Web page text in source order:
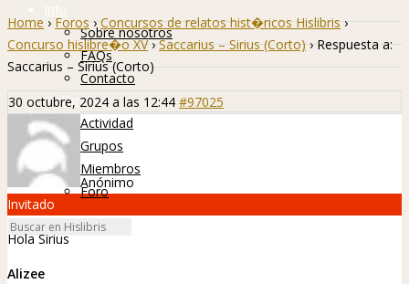
Info
Sobre nosotros
FAQs
Contacto
Hislibreños
Actividad
Grupos
Miembros
Foro
Home › Foros › Concursos de relatos hist�ricos Hislibris ›
Concurso hislibre�o XV › Saccarius – Sirius (Corto) › Respuesta a:
Saccarius – Sirius (Corto)
30 octubre, 2024 a las 12:44 #97025
Anónimo
Invitado
Hola Sirius
Alizee